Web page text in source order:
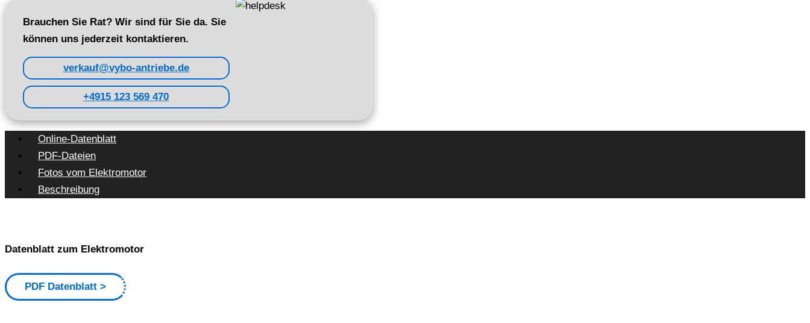
Brauchen Sie Rat? Wir sind für Sie da. Sie
können uns jederzeit kontaktieren.
verkauf@vybo-antriebe.de
+4915 123 569 470
Online-Datenblatt
PDF-Dateien
Fotos vom Elektromotor
Beschreibung
Datenblatt zum Elektromotor
PDF Datenblatt